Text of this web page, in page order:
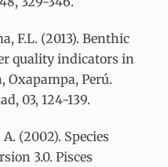
F.L. (2013). Benthic
quality indicators in
Oxapampa, Perú.
03, 124-139.
A. (2002). Species
3.0. Pisces